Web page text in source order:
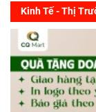
Kinh Tế - Thị